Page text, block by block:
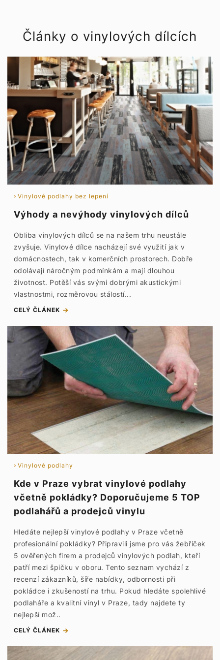
Články o vinylových dílcích
Vinylové podlahy bez lepení
Výhody a nevýhody vinylových dílců
Obliba vinylových dílců se na našem trhu neustále
zvyšuje. Vinylové dílce nacházejí své využití jak v
domácnostech, tak v komerčních prostorech. Dobře
odolávají náročným podmínkám a mají dlouhou
životnost. Potěší vás svými dobrými akustickými
vlastnostmi, rozměrovou stálostí...
CELÝ ČLÁNEK
Vinylové podlahy
Kde v Praze vybrat vinylové podlahy
včetně pokládky? Doporučujeme 5 TOP
podlahářů a prodejců vinylu
Hledáte nejlepší vinylové podlahy v Praze včetně
profesionální pokládky? Připravili jsme pro vás žebříček
5 ověřených firem a prodejců vinylových podlah, kteří
patří mezi špičku v oboru. Tento seznam vychází z
recenzí zákazníků, šíře nabídky, odbornosti při
pokládce i zkušeností na trhu. Pokud hledáte spolehlivé
podlaháře a kvalitní vinyl v Praze, tady najdete ty
nejlepší mož..
CELÝ ČLÁNEK